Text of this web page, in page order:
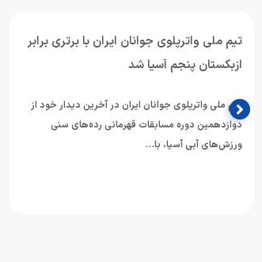
تیم ملی واترپلوی جوانان ایران با برتری برابر
ازبکستان پنجم آسیا شد
تیم ملی واترپلوی جوانان ایران در آخرین دیدار خود از
دوازدهمین دوره مسابقات قهرمانی رده‌های سنی
ورزش‌های آبی آسیا، با…